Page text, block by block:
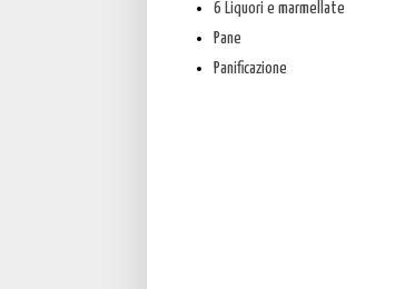
6 Liquori e marmellate
Pane
Panificazione